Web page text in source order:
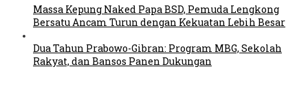
Massa Kepung Naked Papa BSD, Pemuda Lengkong
Bersatu Ancam Turun dengan Kekuatan Lebih Besar
Dua Tahun Prabowo-Gibran: Program MBG, Sekolah
Rakyat, dan Bansos Panen Dukungan